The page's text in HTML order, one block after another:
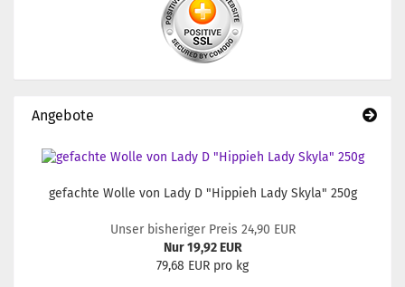
Angebote
gefachte Wolle von Lady D "Hippieh Lady Skyla" 250g
Unser bisheriger Preis 24,90 EUR
Nur 19,92 EUR
79,68 EUR pro kg